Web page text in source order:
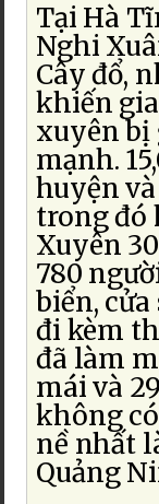
Tại Hà
Nghi
Cây đổ,
khiến
xuyên bị
mạnh.
huyện
trong đó
Xuyên
780
biển,
đi kèm
đã làm
mái và
không
nề nhất
Quảng